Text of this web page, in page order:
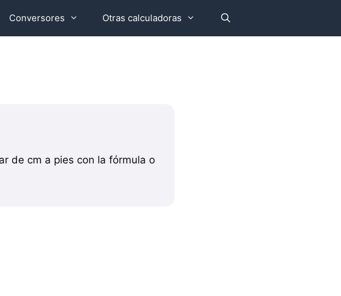
Conversores Otras calculadoras
de cm a pies con la fórmula o